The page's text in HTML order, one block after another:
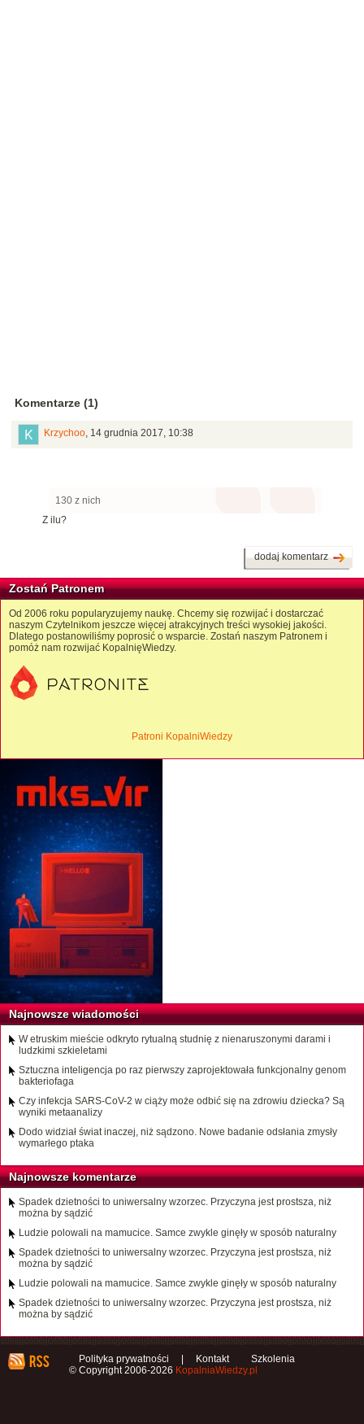
Komentarze (1)
Krzychoo, 14 grudnia 2017, 10:38
130 z nich
Z ilu?
dodaj komentarz
Zostań Patronem
Od 2006 roku popularyzujemy naukę. Chcemy się rozwijać i dostarczać
naszym Czytelnikom jeszcze więcej atrakcyjnych treści wysokiej jakości.
Dlatego postanowiliśmy poprosić o wsparcie. Zostań naszym Patronem i
pomóż nam rozwijać KopalnięWiedzy.
Patroni KopalniWiedzy
Najnowsze wiadomości
W etruskim mieście odkryto rytualną studnię z nienaruszonymi darami i
ludzkimi szkieletami
Sztuczna inteligencja po raz pierwszy zaprojektowała funkcjonalny genom
bakteriofaga
Czy infekcja SARS-CoV-2 w ciąży może odbić się na zdrowiu dziecka? Są
wyniki metaanalizy
Dodo widział świat inaczej, niż sądzono. Nowe badanie odsłania zmysły
wymarłego ptaka
Najnowsze komentarze
Spadek dzietności to uniwersalny wzorzec. Przyczyna jest prostsza, niż
można by sądzić
Ludzie polowali na mamucice. Samce zwykle ginęły w sposób naturalny
Spadek dzietności to uniwersalny wzorzec. Przyczyna jest prostsza, niż
można by sądzić
Ludzie polowali na mamucice. Samce zwykle ginęły w sposób naturalny
Spadek dzietności to uniwersalny wzorzec. Przyczyna jest prostsza, niż
można by sądzić
Polityka prywatności Kontakt
Szkolenia
© Copyright 2006-2026 KopalniaWiedzy.pl